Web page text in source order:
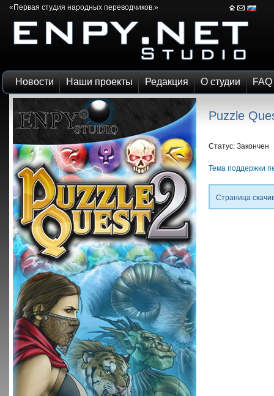
«Первая студия народных переводчиков.»
Новости Наши проекты Редакция О студии FAQ
Puzzle
Статус: Закончен
Тема поддержки
Страница